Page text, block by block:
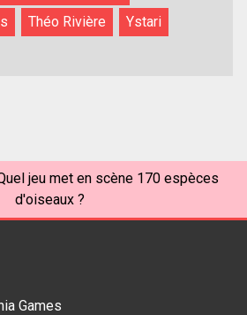
Théo Rivière
Ystari
jeu met en scène 170 espèces
d'oiseaux ?
Games